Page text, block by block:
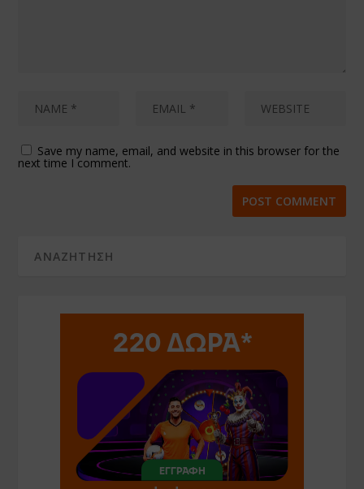
Save my name, email, and website in this browser for the
next time I comment.